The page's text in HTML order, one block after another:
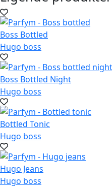
Boss Bottled
Hugo boss
Boss Bottled Night
Hugo boss
Bottled Tonic
Hugo boss
Hugo Jeans
Hugo boss